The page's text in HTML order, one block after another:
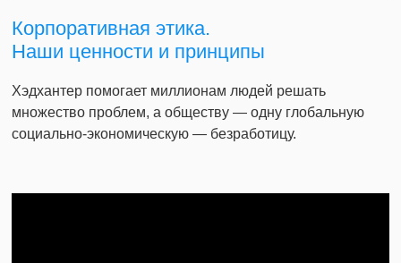
Корпоративная этика.
Наши ценности и принципы
Хэдхантер помогает миллионам людей решать
множество проблем, а обществу — одну глобальную
социально-экономическую — безработицу.